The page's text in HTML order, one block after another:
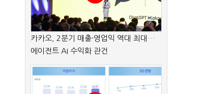
카카오, 2분기 매출·영업익 역대 최대…
에이전트 AI 수익화 관건